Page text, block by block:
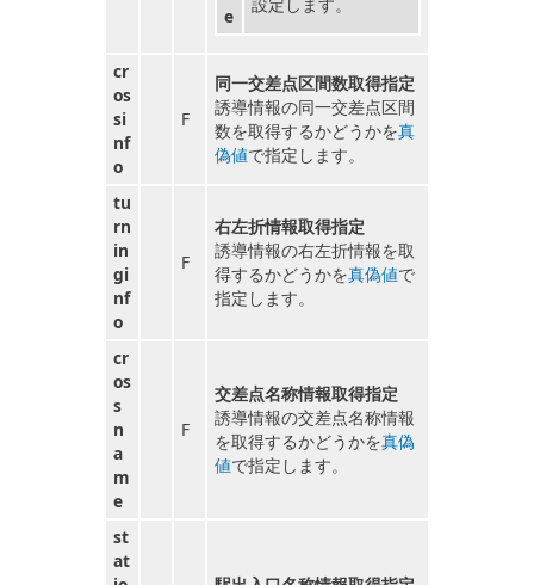
e
cr
os
si
nf
o
F
同一交差点区間数取得指定
誘導情報の同一交差点区間
数を取得するかどうかを真
偽値で指定します。
tu
rn
in
gi
nf
o
F
右左折情報取得指定
誘導情報の右左折情報を取
得するかどうかを真偽値で
指定します。
cr
os
s
n
a
m
e
F
交差点名称情報取得指定
誘導情報の交差点名称情報
を取得するかどうかを真偽
値で指定します。
st
at